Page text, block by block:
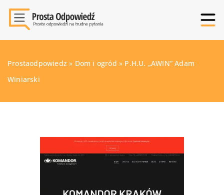
Prostaodpowiedz » Dom i ogród » P.H.U. „AWIN” Adam
Winiarski